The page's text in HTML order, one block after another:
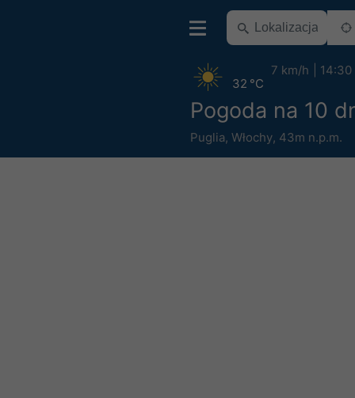
Pogoda na 10
Puglia, Włochy, 43m n.p.m.
32 °C
7 km/h 14:30